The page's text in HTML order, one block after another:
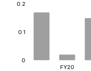
0
0.1
0.2
FY20